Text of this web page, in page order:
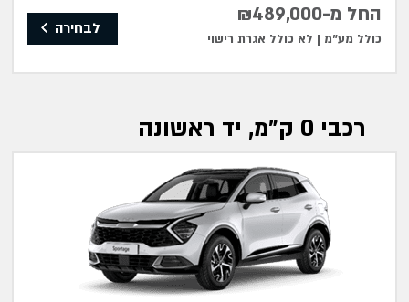
החל מ-₪489,000
כולל מע"מ | לא כולל אגרת רישוי
לבחירה
רכבי 0 ק"מ, יד ראשונה